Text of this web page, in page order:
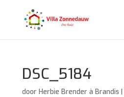
DSC_5184
door Herbie Brender à Brandis |